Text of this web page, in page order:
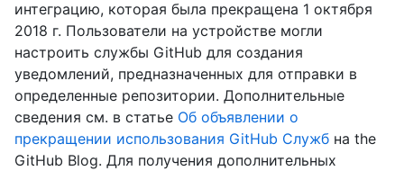
интеграцию, которая была прекращена 1 октября
2018 г. Пользователи на устройстве могли
настроить службы GitHub для создания
уведомлений, предназначенных для отправки в
определенные репозитории. Дополнительные
сведения см. в статье Об объявлении о
прекращении использования GitHub Служб на the
GitHub Blog. Для получения дополнительных